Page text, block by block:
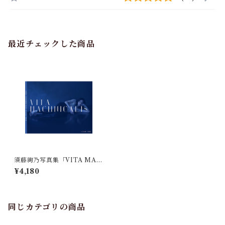
最近チェックした商品
須藤絢乃写真集「VITA MAC
HINICALIS」 表紙・タカハ
シシンノスケ 裏表紙・ルア
¥4,180
同じカテゴリの商品